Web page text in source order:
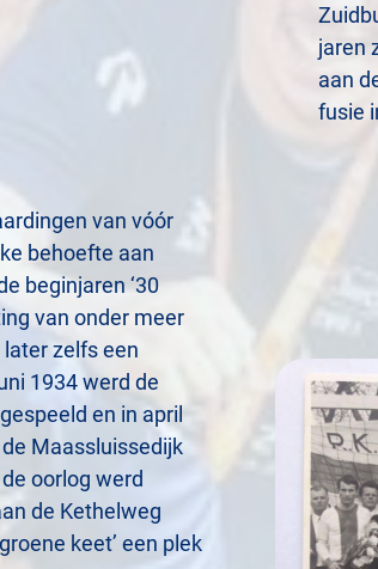
jaren
aan
fusie
van vóór
behoefte aan
beginjaren ‘30
van onder meer
zelfs een
1934 werd de
en in april
Maassluissedijk
oorlog werd
de Kethelweg
keet’ een plek